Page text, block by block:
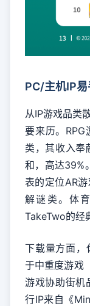
PC/主机IP
从IP游戏品类
要来历。
类，其收入奉
和，高达39%
表的定位AR
解谜类。体
TakeTwo的经
下载量方面，
于中重度游戏
游戏协助街机
行IP来自《